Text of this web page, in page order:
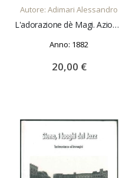
Autore: Adimari Alessandro
L'adorazione dè Magi. Azione drammatica pubblicata secondo la rarissima stampa del 1642. Per cura di Alberto Bacchi della Lega
Anno: 1882
20,00 €